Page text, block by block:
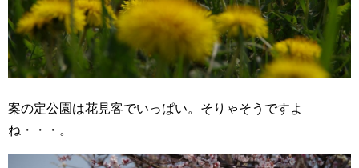
案の定公園は花見客でいっぱい。そりゃそうですよ
ね・・・。